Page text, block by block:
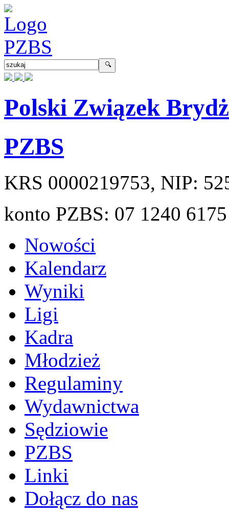
Polski Związek
PZBS
KRS 0000219753, NIP:
konto PZBS: 07 1240
Nowości
Kalendarz
Wyniki
Ligi
Kadra
Młodzież
Regulaminy
Wydawnictwa
Sędziowie
PZBS
Linki
Dołącz do nas